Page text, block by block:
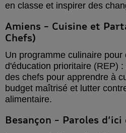
en classe et inspirer des
Amiens – Cuisine et
Chefs)
Un programme culinaire
d'éducation prioritaire (REP)
des chefs pour apprendre à
budget maîtrisé et lutter
alimentaire.
Besançon – Paroles